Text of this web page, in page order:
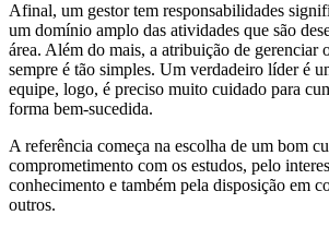
Afinal, um gestor tem responsabilidades
um domínio amplo das atividades que são
área. Além do mais, a atribuição de gerenciar
sempre é tão simples. Um verdadeiro líder é
equipe, logo, é preciso muito cuidado para
forma bem-sucedida.
A referência começa na escolha de um bom
comprometimento com os estudos, pelo
conhecimento e também pela disposição em
outros.